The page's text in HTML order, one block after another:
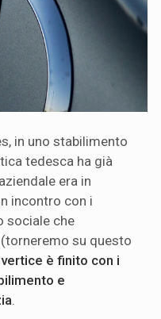
in uno stabilimento
tedesca ha già
era in
incontro con i
sociale che
su questo
è finito con i
e